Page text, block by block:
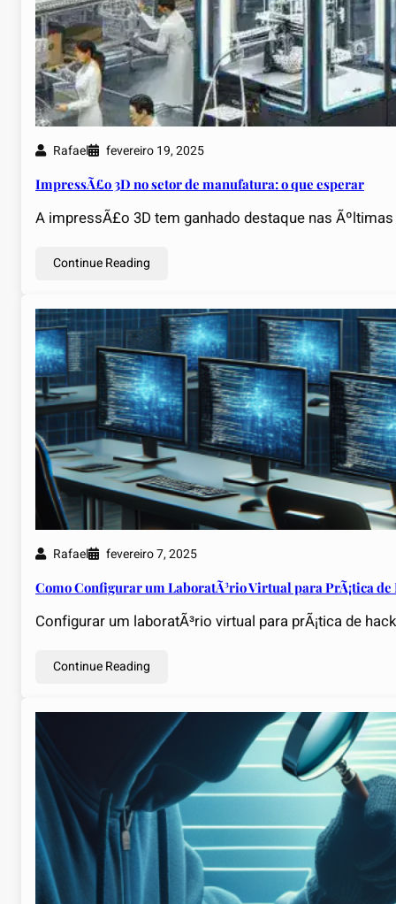
Rafael fevereiro 19, 2025
ImpressÃ£o 3D no setor de manufatura: o que esperar
A impressÃ£o 3D tem ganhado destaque nas
Continue Reading
Rafael fevereiro 7, 2025
Como Configurar um LaboratÃ³rio Virtual para PrÃ¡tica
Configurar um laboratÃ³rio virtual para prÃ¡tica de
Continue Reading